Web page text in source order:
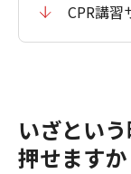
CPR講習
いざとい
押せますか